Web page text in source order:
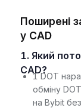
Поширені
у CAD
1. Який поточний курс обміну за 1 DOT на
CAD?
1 DOT
обміну
на Bybit